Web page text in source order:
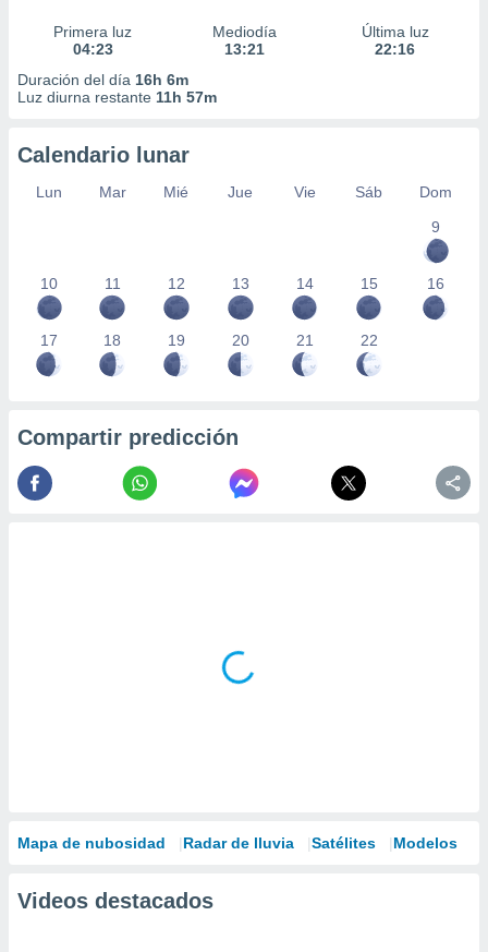
Primera luz
04:23
Mediodía
13:21
Última luz
22:16
Duración del día 16h 6m
Luz diurna restante 11h 57m
Calendario lunar
Lun Mar Mié Jue Vie Sáb
Dom
9
10 11 12 13 14 15 16
17 18 19 20 21 22
Compartir predicción
Mapa de nubosidad Radar de lluvia Satélites Modelos
Videos destacados